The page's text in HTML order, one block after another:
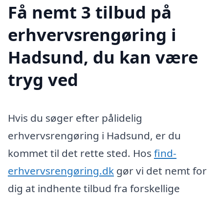
Få nemt 3 tilbud på
erhvervsrengøring i
Hadsund, du kan være
tryg ved
Hvis du søger efter pålidelig
erhvervsrengøring i Hadsund, er du
kommet til det rette sted. Hos find-
erhvervsrengøring.dk gør vi det nemt for
dig at indhente tilbud fra forskellige